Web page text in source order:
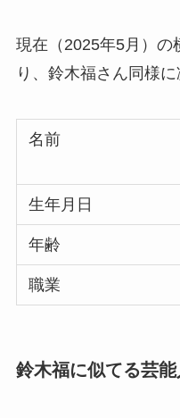
現在（2025年5月）の
り、鈴木福さん同様
名前
生年月日
年齢
職業
鈴木福に似てる芸